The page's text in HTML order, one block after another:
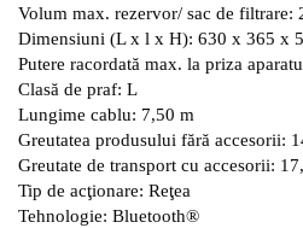
Volum max. rezervor/ sac de filtrare:
Dimensiuni (L x l x H): 630 x 365 x
Putere racordată max. la priza
Clasă de praf: L
Lungime cablu: 7,50 m
Greutatea produsului fără accesorii:
Greutate de transport cu accesorii:
Tip de acţionare: Reţea
Tehnologie: Bluetooth®